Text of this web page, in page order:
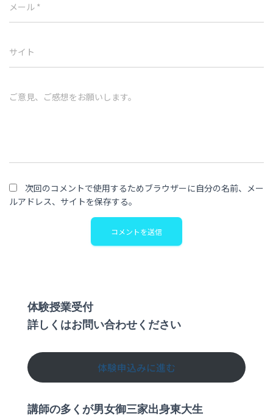
メール *
サイト
ご意見、ご感想をお願いします。
次回のコメントで使用するためブラウザーに自分の名前、メー
ルアドレス、サイトを保存する。
体験授業受付
詳しくはお問い合わせください
体験申込みに進む
講師の多くが男女御三家出身東大生